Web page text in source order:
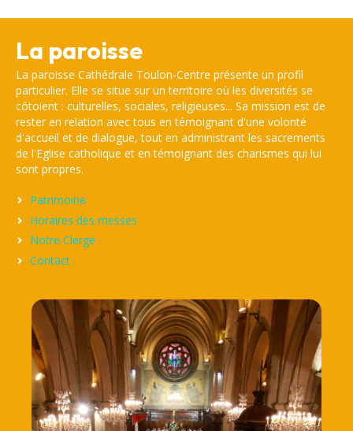
La paroisse
La paroisse Cathédrale Toulon-Centre présente un profil
particulier. Elle se situe sur un territoire où les diversités se
côtoient : culturelles, sociales, religieuses... Sa mission est de
rester en relation avec tous en témoignant d'une volonté
d'accueil et de dialogue, tout en administrant les sacrements
de l'Eglise catholique et en témoignant des charismes qui lui
sont propres.
Patrimoine
Horaires des messes
Notre Clergé
Contact